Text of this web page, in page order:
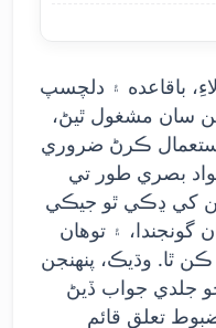
باقاعده ۽ دلچسپ
سان مشغول ٿيڻ،
ڪرڻ ضروري
بصري طور تي
کي ڍڪي ٿو جيڪي
۽ توهان
ٿا. وڌيڪ، پنهنجن
جلدي جواب ڏيڻ
تعلق قائم